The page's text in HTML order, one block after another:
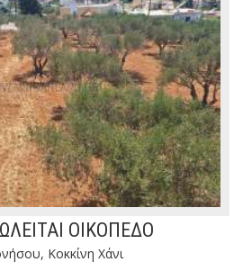
ΟΙΚΟΠΕΔΟ
Κοκκίνη Χάνι